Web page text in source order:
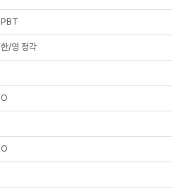
PBT
한/영 정각
O
O